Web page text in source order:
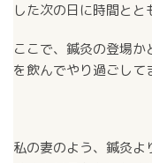
した次の日に時間とと
ここで、鍼灸の登場
を飲んでやり過ごして
私の妻のよう、鍼灸